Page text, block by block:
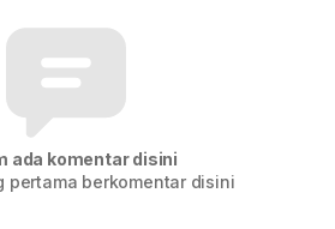
ada komentar disini
pertama berkomentar disini